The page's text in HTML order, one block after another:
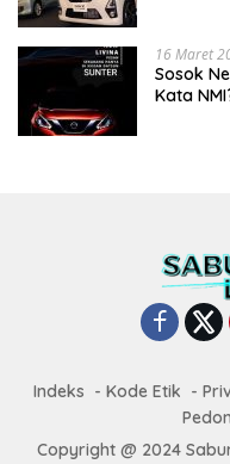
16 Maret
Sosok
Kata
Indeks Kode Etik
Copyright @ 2024